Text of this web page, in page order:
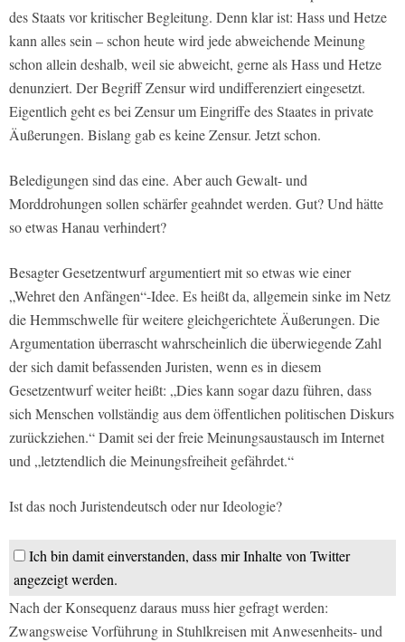
des Staats vor kritischer Begleitung. Denn klar ist: Hass und Hetze
kann alles sein – schon heute wird jede abweichende Meinung
schon allein deshalb, weil sie abweicht, gerne als Hass und Hetze
denunziert. Der Begriff Zensur wird undifferenziert eingesetzt.
Eigentlich geht es bei Zensur um Eingriffe des Staates in private
Äußerungen. Bislang gab es keine Zensur. Jetzt schon.
Beledigungen sind das eine. Aber auch Gewalt- und
Morddrohungen sollen schärfer geahndet werden. Gut? Und hätte
so etwas Hanau verhindert?
Besagter Gesetzentwurf argumentiert mit so etwas wie einer
„Wehret den Anfängen“-Idee. Es heißt da, allgemein sinke im Netz
die Hemmschwelle für weitere gleichgerichtete Äußerungen. Die
Argumentation überrascht wahrscheinlich die überwiegende Zahl
der sich damit befassenden Juristen, wenn es in diesem
Gesetzentwurf weiter heißt: „Dies kann sogar dazu führen, dass
sich Menschen vollständig aus dem öffentlichen politischen Diskurs
zurückziehen.“ Damit sei der freie Meinungsaustausch im Internet
und „letztendlich die Meinungsfreiheit gefährdet.“
Ist das noch Juristendeutsch oder nur Ideologie?
Ich bin damit einverstanden, dass mir Inhalte von Twitter
angezeigt werden.
Nach der Konsequenz daraus muss hier gefragt werden:
Zwangsweise Vorführung in Stuhlkreisen mit Anwesenheits- und